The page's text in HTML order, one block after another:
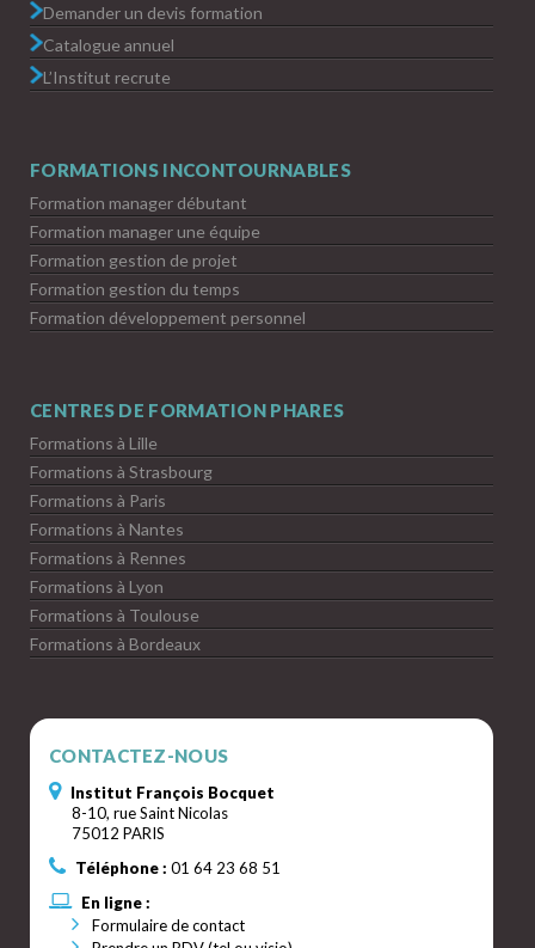
Demander un devis formation
Catalogue annuel
L’Institut recrute
FORMATIONS INCONTOURNABLES
Formation manager débutant
Formation manager une équipe
Formation gestion de projet
Formation gestion du temps
Formation développement personnel
CENTRES DE FORMATION PHARES
Formations à Lille
Formations à Strasbourg
Formations à Paris
Formations à Nantes
Formations à Rennes
Formations à Lyon
Formations à Toulouse
Formations à Bordeaux
CONTACTEZ-NOUS
Institut François Bocquet
8-10, rue Saint Nicolas
75012 PARIS
Téléphone : 01 64 23 68 51
En ligne :
Formulaire de contact